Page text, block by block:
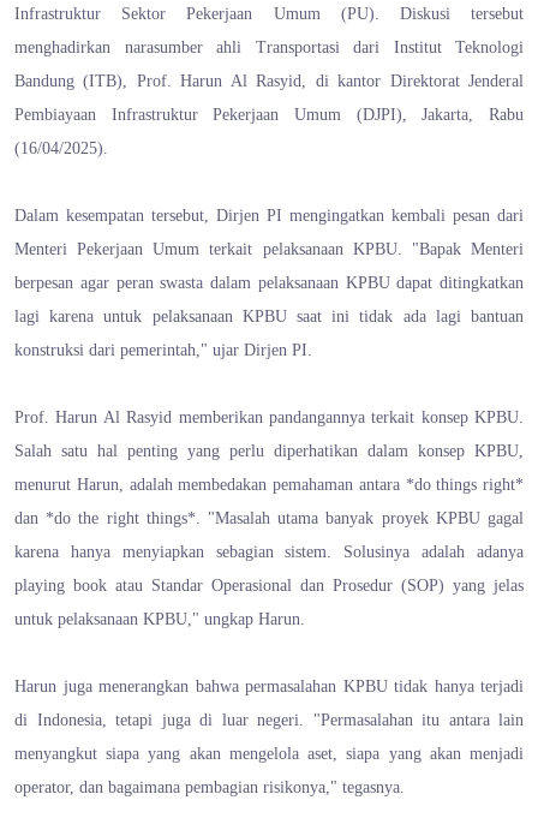
Infrastruktur Sektor Pekerjaan Umum (PU). Diskusi tersebut
menghadirkan narasumber ahli Transportasi dari Institut Teknologi
Bandung (ITB), Prof. Harun Al Rasyid, di kantor Direktorat Jenderal
Pembiayaan Infrastruktur Pekerjaan Umum (DJPI), Jakarta, Rabu
(16/04/2025).
Dalam kesempatan tersebut, Dirjen PI mengingatkan kembali pesan dari
Menteri Pekerjaan Umum terkait pelaksanaan KPBU. "Bapak Menteri
berpesan agar peran swasta dalam pelaksanaan KPBU dapat ditingkatkan
lagi karena untuk pelaksanaan KPBU saat ini tidak ada lagi bantuan
konstruksi dari pemerintah," ujar Dirjen PI.
Prof. Harun Al Rasyid memberikan pandangannya terkait konsep KPBU.
Salah satu hal penting yang perlu diperhatikan dalam konsep KPBU,
menurut Harun, adalah membedakan pemahaman antara *do things right*
dan *do the right things*. "Masalah utama banyak proyek KPBU gagal
karena hanya menyiapkan sebagian sistem. Solusinya adalah adanya
playing book atau Standar Operasional dan Prosedur (SOP) yang jelas
untuk pelaksanaan KPBU," ungkap Harun.
Harun juga menerangkan bahwa permasalahan KPBU tidak hanya terjadi
di Indonesia, tetapi juga di luar negeri. "Permasalahan itu antara lain
menyangkut siapa yang akan mengelola aset, siapa yang akan menjadi
operator, dan bagaimana pembagian risikonya," tegasnya.